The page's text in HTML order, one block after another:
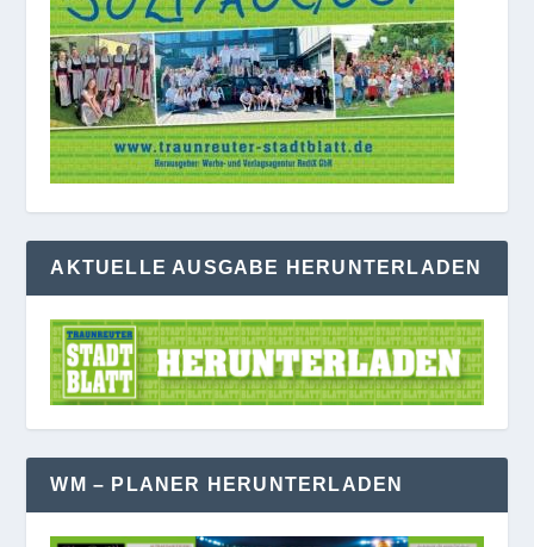
AKTUELLE AUSGABE HERUNTERLADEN
WM – PLANER HERUNTERLADEN